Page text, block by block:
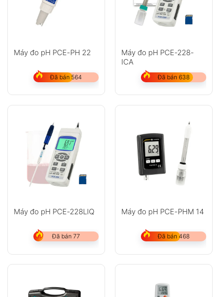
Máy đo pH PCE-PH 22
Đã bán 564
Máy đo pH PCE-228-
ICA
Đã bán 638
Máy đo pH PCE-228LIQ
Đã bán 77
Máy đo pH PCE-PHM 14
Đã bán 468